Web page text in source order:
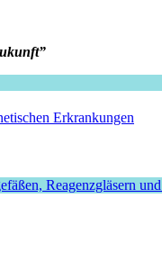
Erkrankungen